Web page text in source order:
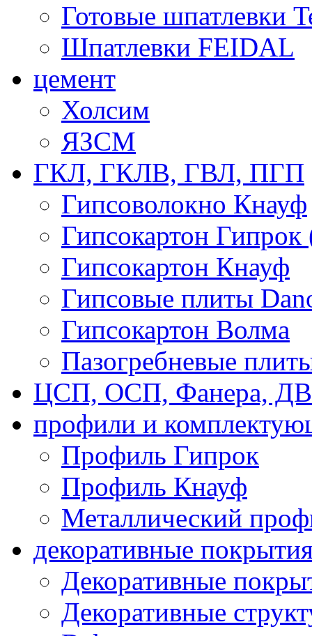
Готовые шпатлевки
Шпатлевки FEIDAL
цемент
Холсим
ЯЗCМ
ГКЛ, ГКЛВ, ГВЛ, ПГП
Гипсоволокно Кнауф
Гипсокартон Гипрок
Гипсокартон Кнауф
Гипсовые плиты
Гипсокартон Волма
Пазогребневые
ЦСП, ОСП, Фанера,
профили и
Профиль Гипрок
Профиль Кнауф
Металлический
декоративные
Декоративные
Декоративные